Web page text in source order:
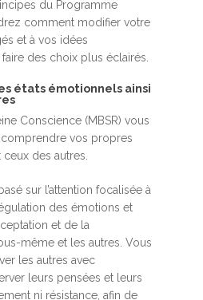
du Programme
comment modifier votre
et à vos idées
des choix plus éclairés.
états émotionnels ainsi
Conscience (MBSR) vous
vos propres
des autres.
sur l’attention focalisée à
des émotions et
et de la
même et les autres. Vous
les autres avec
leurs pensées et leurs
ni résistance, afin de